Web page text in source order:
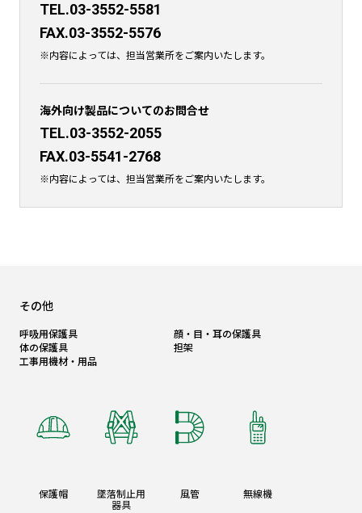
TEL.03-3552-5581
FAX.03-3552-5576
※内容によっては、担当営業所をご案内いたします。
海外向け製品についてのお問合せ
TEL.03-3552-2055
FAX.03-5541-2768
※内容によっては、担当営業所をご案内いたします。
その他
呼吸用保護具
顔・目・耳の保護具
体の保護具
担架
工事用機材・用品
保護帽
墜落制止用
器具
風管 無線機